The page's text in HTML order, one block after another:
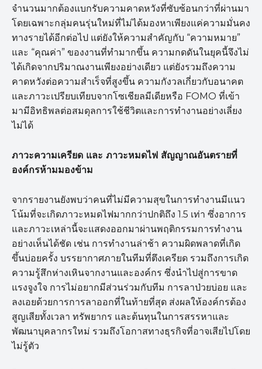
จำนวนมากต้องแบกรับความคาดหวังที่ซับซ้อนกว่าที่ผ่านมา
โดยเฉพาะกลุ่มคนรุ่นใหม่ที่ไม่ได้มองหาเพียงแค่ความมั่นคง
ทางรายได้อีกต่อไป แต่ยังให้ความสำคัญกับ “ความหมาย”
และ “คุณค่า” ของงานที่ทำมากขึ้น ความกดดันในยุคนี้จึงไม่
ได้เกิดจากปริมาณงานเพียงอย่างเดียว แต่ยังรวมถึงความ
คาดหวังต่อความสำเร็จที่สูงขึ้น ความกังวลเกี่ยวกับอนาคต
และภาวะเปรียบเทียบจากโซเชียลมีเดียหรือ FOMO ที่เข้า
มามีอิทธิพลต่อสมดุลการใช้ชีวิตและการทำงานอย่างเลี่ยง
ไม่ได้
ภาวะความเครียด และ ภาวะหมดไฟ สัญญาณอันตรายที่
องค์กรห้ามมองข้าม
จากรายงานยังพบว่าคนที่ไม่มีความสุขในการทำงานมีแนว
โน้มที่จะเกิดภาวะหมดไฟมากกว่าปกติถึง 1.5 เท่า ซึ่งอาการ
และภาวะเหล่านี้จะแสดงออกมาผ่านพฤติกรรมการทำงาน
อย่างเห็นได้ชัด เช่น การทำงานล่าช้า ความผิดพลาดที่เกิด
ขึ้นบ่อยครั้ง บรรยากาศภายในทีมที่ตึงเครียด รวมถึงการเกิด
ความรู้สึกห่างเหินจากงานและองค์กร ซึ่งนำไปสู่การขาด
แรงจูงใจ การไม่อยากมีส่วนร่วมกับทีม การลาป่วยบ่อย และ
ลงเอยด้วยการการลาออกที่ในท้ายที่สุด ส่งผลให้องค์กรต้อง
สูญเสียทั้งเวลา ทรัพยากร และต้นทุนในการสรรหาและ
พัฒนาบุคลากรใหม่ รวมถึงโอกาสทางธุรกิจที่อาจเสียไปโดย
ไม่รู้ตัว